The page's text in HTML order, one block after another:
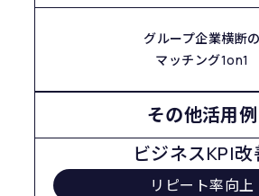
グループ企業横断の
マッチング1on1
その他活用例
ビジネスKPI改
リピート率向上